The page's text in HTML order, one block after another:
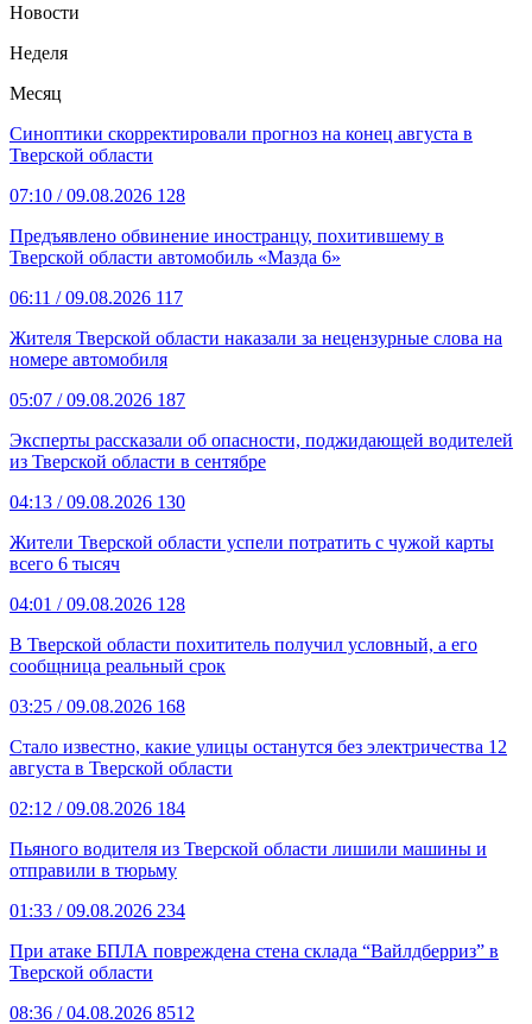
Новости
Неделя
Месяц
Синоптики скорректировали прогноз на конец августа в
Тверской области
07:10 / 09.08.2026 128
Предъявлено обвинение иностранцу, похитившему в
Тверской области автомобиль «Мазда 6»
06:11 / 09.08.2026 117
Жителя Тверской области наказали за нецензурные слова на
номере автомобиля
05:07 / 09.08.2026 187
Эксперты рассказали об опасности, поджидающей водителей
из Тверской области в сентябре
04:13 / 09.08.2026 130
Жители Тверской области успели потратить с чужой карты
всего 6 тысяч
04:01 / 09.08.2026 128
В Тверской области похититель получил условный, а его
сообщница реальный срок
03:25 / 09.08.2026 168
Стало известно, какие улицы останутся без электричества 12
августа в Тверской области
02:12 / 09.08.2026 184
Пьяного водителя из Тверской области лишили машины и
отправили в тюрьму
01:33 / 09.08.2026 234
При атаке БПЛА повреждена стена склада “Вайлдберриз” в
Тверской области
08:36 / 04.08.2026 8512